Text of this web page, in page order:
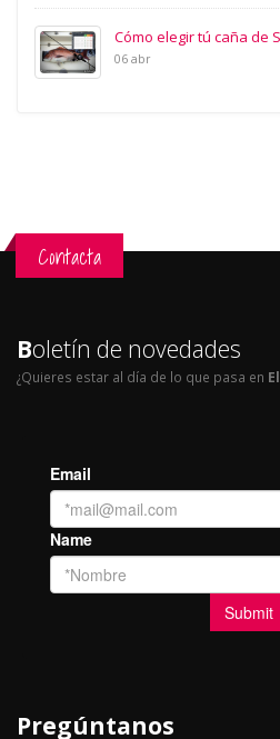
Cómo elegir tú caña de
06 abr
Contacta
Boletín de novedades
¿Quieres estar al día de lo que pasa en
Pregúntanos